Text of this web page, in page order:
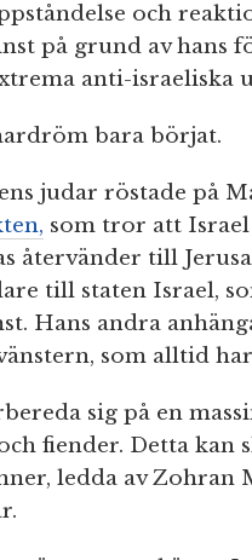
och
på grund av hans
anti-israeliska
bara börjat.
judar röstade på
som tror att Israel
återvänder till
till staten Israel,
Hans andra
som alltid
sig på en
fiender. Detta kan
ledda av